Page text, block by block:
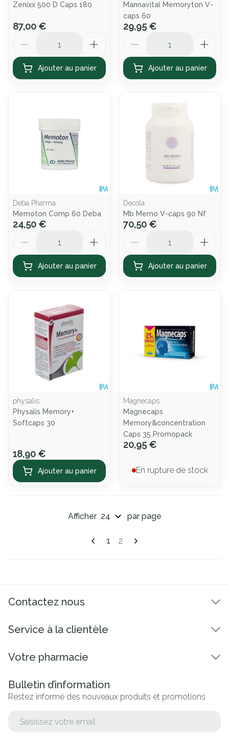
Zenixx 500 D Caps 180
87,00 €
Ajouter au panier
Mannavital Memoryton V-
caps 60
29,95 €
Ajouter au panier
Deba Pharma
Memoton Comp 60 Deba
24,50 €
Ajouter au panier
Decola
Mb Memo V-caps 90 Nf
70,50 €
Ajouter au panier
physalis
Physalis Memory+
Softcaps 30
18,90 €
Ajouter au panier
Magnecaps
Magnecaps
Memory&concentration
Caps 35 Promopack
20,95 €
En rupture de stock
Pages
Vous lisez actuellement la page
1 Page
2
Afficher par page
Contactez nous
Service à la clientèle
Votre pharmacie
Bulletin d’information
Restez informé des nouveaux produits et promotions